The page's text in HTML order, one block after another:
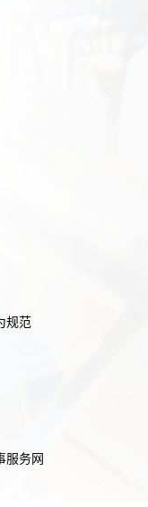
规范
服务网